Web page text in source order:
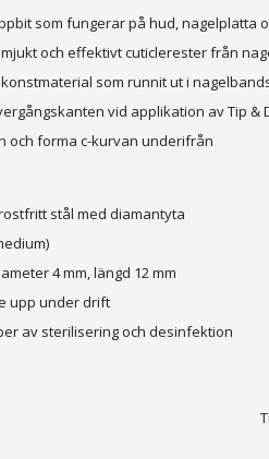
som fungerar på hud, nagelplatta
och effektivt cuticlerester från
som runnit ut i
vid applikation av Tip &
och forma c-kurvan underifrån
stål med diamantyta
4 mm, längd 12 mm
upp under drift
av sterilisering och desinfektion